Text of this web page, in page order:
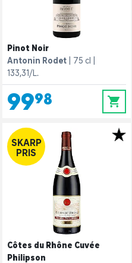
Pinot Noir
Antonin Rodet
75 cl
133,31/L.
99,98 0
SKARP
PRIS
Côtes du Rhône Cuvée
Philipson